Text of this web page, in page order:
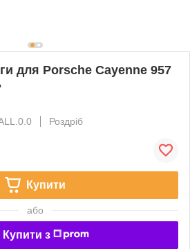
для Porsche Cayenne 957
Роздріб
Купити
або
Купити з